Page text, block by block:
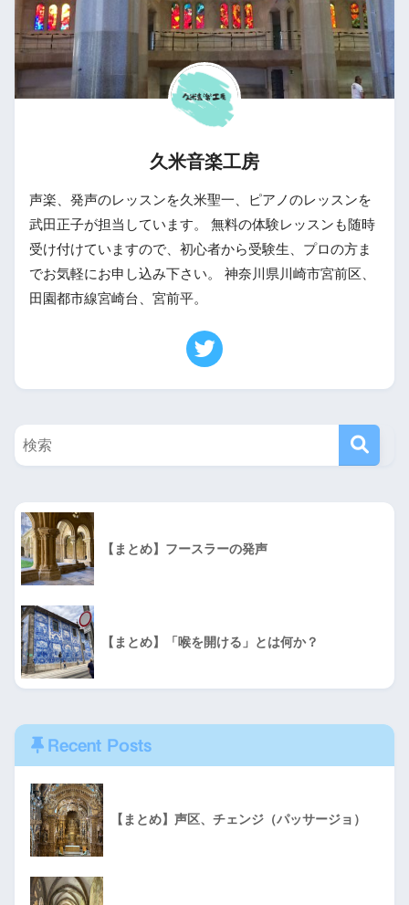
久米音楽工房
声楽、発声のレッスンを久米聖一、ピアノのレッスンを
武田正子が担当しています。 無料の体験レッスンも随時
受け付けていますので、初心者から受験生、プロの方ま
でお気軽にお申し込み下さい。 神奈川県川崎市宮前区、
田園都市線宮崎台、宮前平。
【まとめ】フースラーの発声
【まとめ】「喉を開ける」とは何か？
Recent Posts
【まとめ】声区、チェンジ（パッサージョ）